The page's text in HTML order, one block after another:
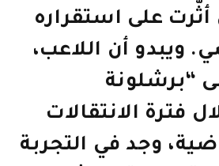
أثّرت على استقراره
ويبدو أن اللاعب،
“برشلونة
فترة الانتقالات
وجد في التجربة